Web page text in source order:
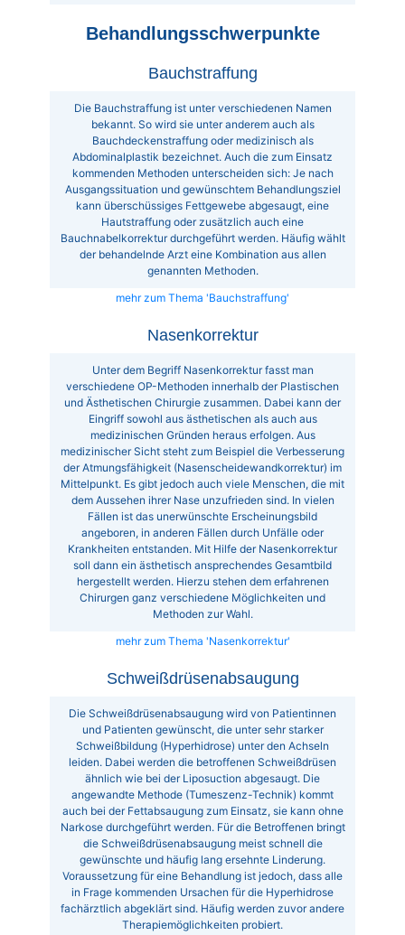
Behandlungsschwerpunkte
Bauchstraffung
Die Bauchstraffung ist unter verschiedenen Namen
bekannt. So wird sie unter anderem auch als
Bauchdeckenstraffung oder medizinisch als
Abdominalplastik bezeichnet. Auch die zum Einsatz
kommenden Methoden unterscheiden sich: Je nach
Ausgangssituation und gewünschtem Behandlungsziel
kann überschüssiges Fettgewebe abgesaugt, eine
Hautstraffung oder zusätzlich auch eine
Bauchnabelkorrektur durchgeführt werden. Häufig wählt
der behandelnde Arzt eine Kombination aus allen
genannten Methoden.
mehr zum Thema 'Bauchstraffung'
Nasenkorrektur
Unter dem Begriff Nasenkorrektur fasst man
verschiedene OP-Methoden innerhalb der Plastischen
und Ästhetischen Chirurgie zusammen. Dabei kann der
Eingriff sowohl aus ästhetischen als auch aus
medizinischen Gründen heraus erfolgen. Aus
medizinischer Sicht steht zum Beispiel die Verbesserung
der Atmungsfähigkeit (Nasenscheidewandkorrektur) im
Mittelpunkt. Es gibt jedoch auch viele Menschen, die mit
dem Aussehen ihrer Nase unzufrieden sind. In vielen
Fällen ist das unerwünschte Erscheinungsbild
angeboren, in anderen Fällen durch Unfälle oder
Krankheiten entstanden. Mit Hilfe der Nasenkorrektur
soll dann ein ästhetisch ansprechendes Gesamtbild
hergestellt werden. Hierzu stehen dem erfahrenen
Chirurgen ganz verschiedene Möglichkeiten und
Methoden zur Wahl.
mehr zum Thema 'Nasenkorrektur'
Schweißdrüsenabsaugung
Die Schweißdrüsenabsaugung wird von Patientinnen
und Patienten gewünscht, die unter sehr starker
Schweißbildung (Hyperhidrose) unter den Achseln
leiden. Dabei werden die betroffenen Schweißdrüsen
ähnlich wie bei der Liposuction abgesaugt. Die
angewandte Methode (Tumeszenz-Technik) kommt
auch bei der Fettabsaugung zum Einsatz, sie kann ohne
Narkose durchgeführt werden. Für die Betroffenen bringt
die Schweißdrüsenabsaugung meist schnell die
gewünschte und häufig lang ersehnte Linderung.
Voraussetzung für eine Behandlung ist jedoch, dass alle
in Frage kommenden Ursachen für die Hyperhidrose
fachärztlich abgeklärt sind. Häufig werden zuvor andere
Therapiemöglichkeiten probiert.